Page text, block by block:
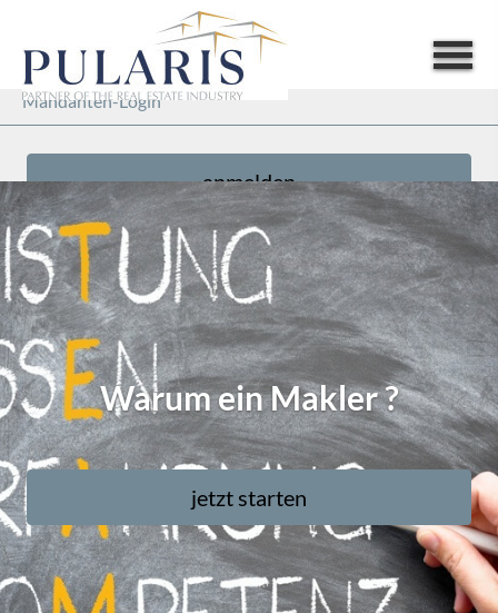
Mandanten-Login
anmelden
Warum ein Makler ?
jetzt starten